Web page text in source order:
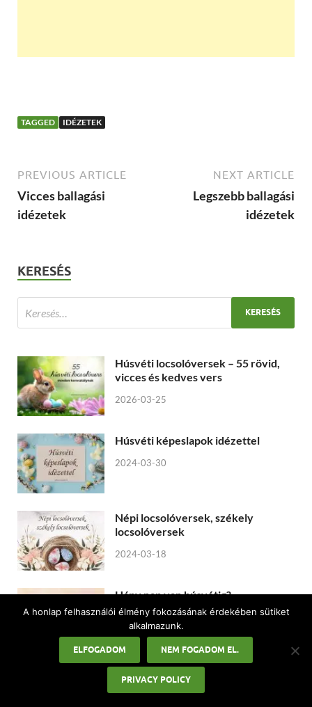
TAGGED IDÉZETEK
PREVIOUS ARTICLE
Vicces ballagási
idézetek
NEXT ARTICLE
Legszebb ballagási
idézetek
KERESÉS
Húsvéti locsolóversek – 55 rövid,
vicces és kedves vers
2026-03-25
Húsvéti képeslapok idézettel
2024-03-30
Népi locsolóversek, székely
locsolóversek
2024-03-18
Hány nap van húsvétig?
2023-11-04
Húsvéti üdvözletek
2023-08-16
A honlap felhasználói élmény fokozásának érdekében sütiket
alkalmazunk.
ELFOGADOM NEM FOGADOM EL.
PRIVACY POLICY